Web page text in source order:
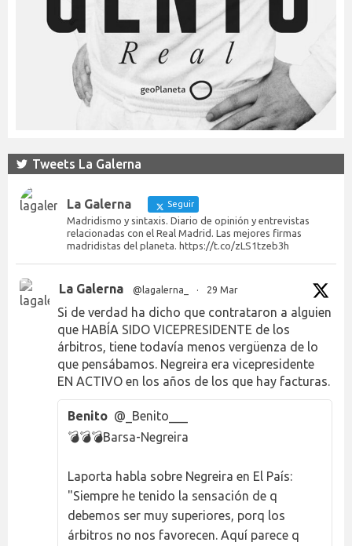
Tweets La Galerna
La Galerna Seguir
Madridismo y sintaxis. Diario de opinión y entrevistas
relacionadas con el Real Madrid. Las mejores firmas
madridistas del planeta. https://t.co/zLS1tzeb3h
La Galerna @lagalerna_ · 29 Mar
Si de verdad ha dicho que contrataron a alguien
que HABÍA SIDO VICEPRESIDENTE de los
árbitros, tiene todavía menos vergüenza de lo
que pensábamos. Negreira era vicepresidente
EN ACTIVO en los años de los que hay facturas.
Benito @_Benito___
💣💣💣Barsa-Negreira
Laporta habla sobre Negreira en El País:
"Siempre he tenido la sensación de q
debemos ser muy superiores, porq los
árbitros no nos favorecen. Aquí parece q